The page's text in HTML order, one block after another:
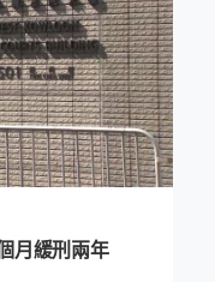
月緩刑兩年